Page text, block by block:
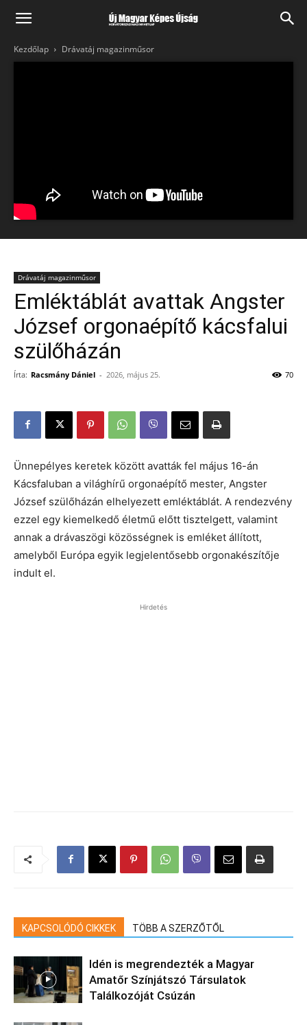
Kezdőlap Drávatáj magazinműsor
Drávatáj magazinműsor
Emléktáblát avattak Angster
József orgonaépítő kácsfalui
szülőházán
Írta: Racsmány Dániel - 2026, május 25. 70
Ünnepélyes keretek között avatták fel május 16-án
Kácsfaluban a világhírű orgonaépítő mester, Angster
József szülőházán elhelyezett emléktáblát. A rendezvény
ezzel egy kiemelkedő életmű előtt tisztelgett, valamint
annak a drávaszögi közösségnek is emléket állított,
amelyből Európa egyik legjelentősebb orgonakészítője
indult el.
Hirdetés
KAPCSOLÓDÓ CIKKEK TÖBB A SZERZŐTŐL
Idén is megrendezték a Magyar
Amatőr Színjátszó Társulatok
Találkozóját Csúzán